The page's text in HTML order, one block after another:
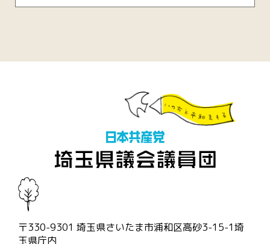
〒330-9301 埼玉県さいたま市浦和区高砂3-15-1埼
玉県庁内